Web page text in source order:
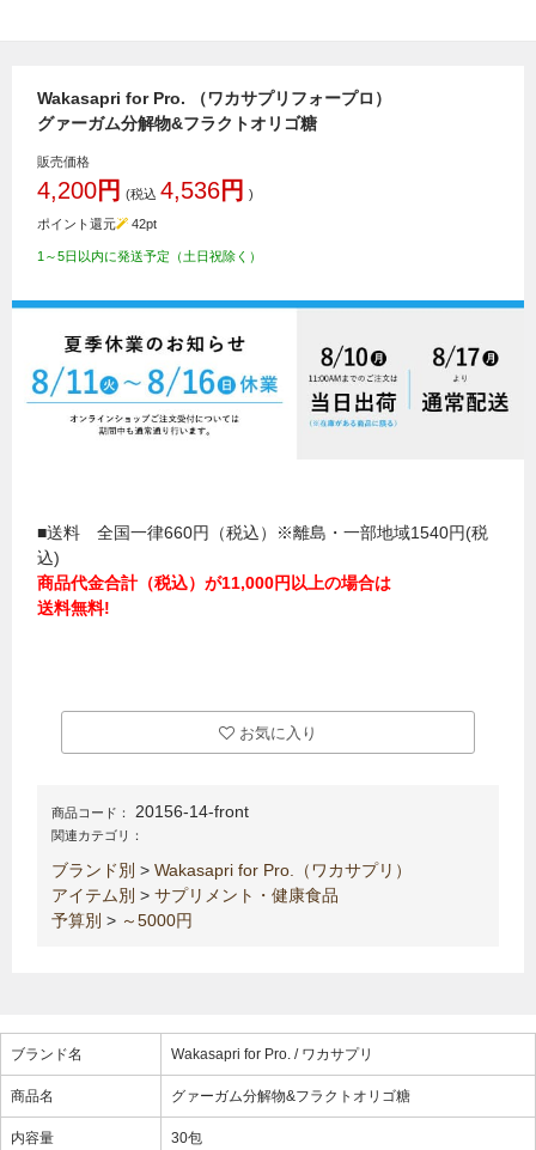
Wakasapri for Pro. （ワカサプリフォープロ）
グァーガム分解物&フラクトオリゴ糖
販売価格
4,200円 (税込4,536円 )
ポイント還元 42pt
1～5日以内に発送予定（土日祝除く）
■送料 全国一律660円（税込）※離島・一部地域1540円(税
込)
商品代金合計（税込）が11,000円以上の場合は
送料無料!
お気に入り
商品コード： 20156-14-front
関連カテゴリ：
ブランド別 > Wakasapri for Pro.（ワカサプリ）
アイテム別 > サプリメント・健康食品
予算別 > ～5000円
ブランド名 Wakasapri for Pro. / ワカサプリ
商品名 グァーガム分解物&フラクトオリゴ糖
内容量 30包